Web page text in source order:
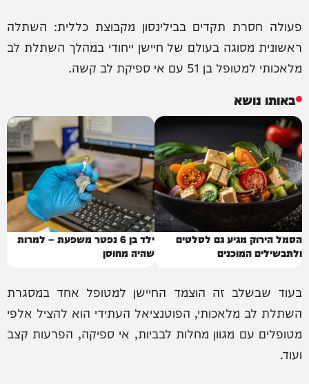
פעולה חסרת תקדים בבילינסון מקבוצת כללית: השתלה
ראשונית מסוגה בעולם של חיישן ייחודי במהלך השתלת לב
מלאכותי למטופל בן 51 עם אי ספיקת לב קשה.
באותו נושא
הסמל הירוק מגיע גם לסלטים
ולתבשילים המוכנים
ילד בן 6 נפטר משפעת – למרות
שהיה מחוסן
בעוד שבשלב זה הוצמד החיישן למטופל אחד במסגרת
השתלת לב מלאכותי, הפוטנציאל העתידי הוא להציל אלפי
מטופלים עם מגוון מחלות לבביות, אי ספיקה, הפרעות קצב
ועוד.